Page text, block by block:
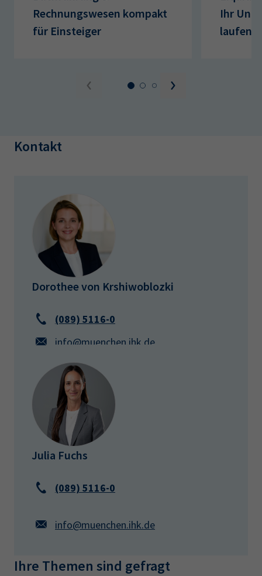
Rechnungswesen kompakt
‎für Einsteiger
Ihr
laufen
Kontakt
Dorothee von Krshiwoblozki
(089) 5116-0
info@muenchen.ihk.de
Julia Fuchs
(089) 5116-0
info@muenchen.ihk.de
Ihre Themen sind gefragt